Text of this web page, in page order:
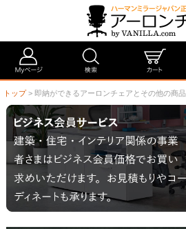
トップ> 即納ができるアーロンチェアとその他の商品